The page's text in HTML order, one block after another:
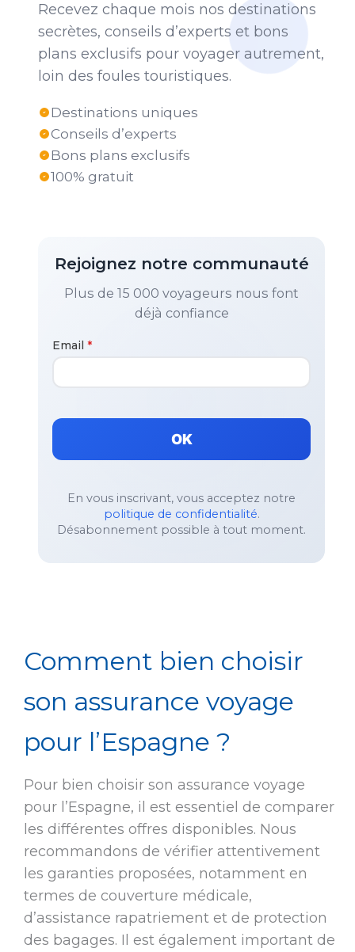
Recevez chaque mois nos destinations
secrètes, conseils d’experts et bons
plans exclusifs pour voyager autrement,
loin des foules touristiques.
Destinations uniques
Conseils d’experts
Bons plans exclusifs
100% gratuit
Rejoignez notre communauté
Plus de 15 000 voyageurs nous font
déjà confiance
Email *
OK
En vous inscrivant, vous acceptez notre
politique de confidentialité.
Désabonnement possible à tout moment.
Comment bien choisir
son assurance voyage
pour l’Espagne ?
Pour bien choisir son assurance voyage
pour l’Espagne, il est essentiel de comparer
les différentes offres disponibles. Nous
recommandons de vérifier attentivement
les garanties proposées, notamment en
termes de couverture médicale,
d’assistance rapatriement et de protection
des bagages. Il est également important de